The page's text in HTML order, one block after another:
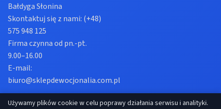
Bałdyga Słonina
Skontaktuj się z nami: (+48)
575 948 125
Firma czynna od pn.-pt.
9.00–16.00
E-mail:
biuro@sklepdewocjonalia.com.pl
Używamy plików cookie w celu poprawy działania serwisu i analityki.